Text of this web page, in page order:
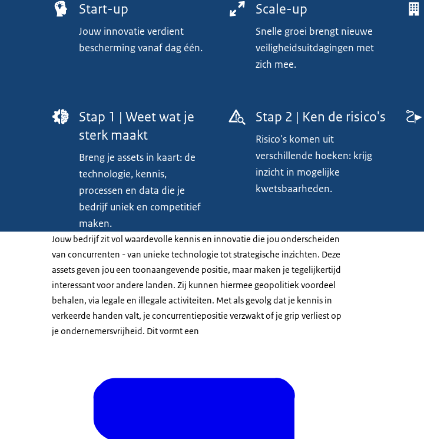
Start-up
Jouw innovatie verdient
bescherming vanaf dag één.
Scale-up
Snelle groei brengt nieuwe
veiligheidsuitdagingen met
zich mee.
Stap 1 | Weet wat je
sterk maakt
Breng je assets in kaart: de
technologie, kennis,
processen en data die je
bedrijf uniek en competitief
maken.
Stap 2 | Ken de risico's
Risico's komen uit
verschillende hoeken: krijg
inzicht in mogelijke
kwetsbaarheden.
Jouw bedrijf zit vol waardevolle kennis en innovatie die jou onderscheiden
van concurrenten - van unieke technologie tot strategische inzichten. Deze
assets geven jou een toonaangevende positie, maar maken je tegelijkertijd
interessant voor andere landen. Zij kunnen hiermee geopolitiek voordeel
behalen, via legale en illegale activiteiten. Met als gevolg dat je kennis in
verkeerde handen valt, je concurrentiepositie verzwakt of je grip verliest op
je ondernemersvrijheid. Dit vormt een